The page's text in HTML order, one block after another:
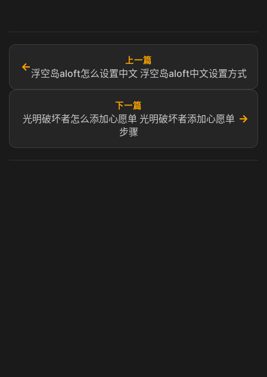
←
上一篇
浮空岛aloft怎么设置中文 浮空岛aloft中文设置方式
下一篇
光明破坏者怎么添加心愿单 光明破坏者添加心愿单
步骤
→